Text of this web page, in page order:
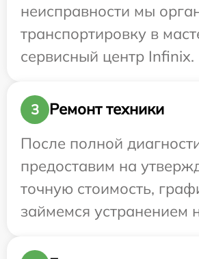
неисправности мы
транспортировку в
сервисный центр Infinix.
3
Ремонт техники
После полной
предоставим на
точную стоимость,
займемся устранением